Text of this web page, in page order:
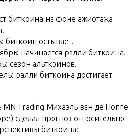
биткоина на фоне ажиотажа
биткоин остывает.
начинается ралли биткоина.
сезон альткоинов.
ралли биткоина достигает
MN Trading Михаэль ван де Поппе
сделал прогноз относительно
биткоина: